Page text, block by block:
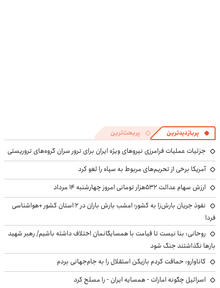
پربازدیدترین پربحث‌ترین
جزئیات عملیات فرامرزی نیروهای ویژه ایران برای ترور سران گروه‌های تروریستی
آمریکا برخی از تحریم‌های مربوط به سپاه را لغو کرد
ارزش سهام عدالت ۵۳۲هزار تومانی امروز چهارشنبه ۱۴ مرداد
نفوذ جریان بارش‌زا به کشور؛ امشب بارش باران در ۲ استان کشور +هواشناسی
فردا
روحانی: بنا نیست تا قیامت با همسایگانمان اختلاف داشته باشیم/ رهبر شهید
بارها نگذاشتند جنگ شود
کاناوارو: حماقت کردم بازیکن استقلال را به جام‌جهانی بردم
اسرائیل چگونه امارات - همسایه ایران - را مسلح کرد